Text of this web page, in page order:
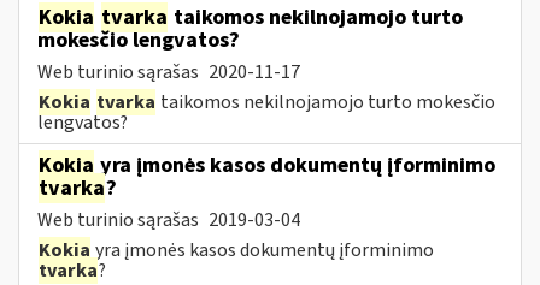
Kokia tvarka taikomos nekilnojamojo turto
mokesčio lengvatos?
Web turinio sąrašas 2020-11-17
Kokia tvarka taikomos nekilnojamojo turto mokesčio
lengvatos?
Kokia yra įmonės kasos dokumentų įforminimo
tvarka?
Web turinio sąrašas 2019-03-04
Kokia yra įmonės kasos dokumentų įforminimo
tvarka?